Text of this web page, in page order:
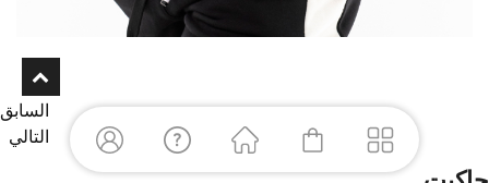
السابق
التالي